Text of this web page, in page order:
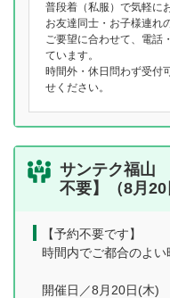
普段着（私服）で気軽に
お友達同士・お子様連れ
ご要望に合わせて、電話
ています。
時間外・休日問わず受付
せください。
サンテク福山
不要】（8月20
【予約不要です】
時間内でご都合のよい
開催日／8月20日(木)